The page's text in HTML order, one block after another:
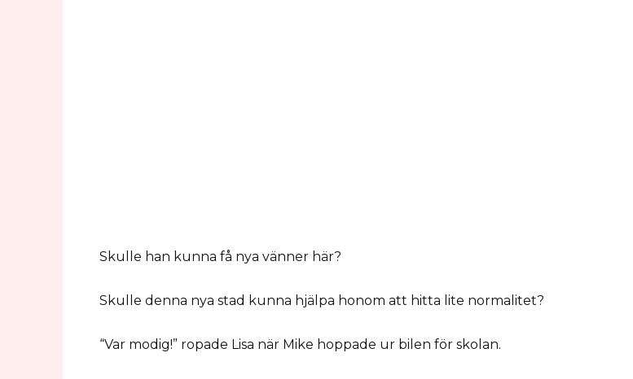
Skulle han kunna få nya vänner här?
Skulle denna nya stad kunna hjälpa honom att hitta lite normalitet?
“Var modig!” ropade Lisa när Mike hoppade ur bilen för skolan.